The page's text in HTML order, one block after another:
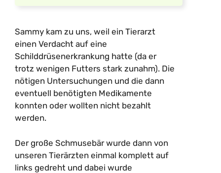
Sammy kam zu uns, weil ein Tierarzt
einen Verdacht auf eine
Schilddrüsenerkrankung hatte (da er
trotz wenigen Futters stark zunahm). Die
nötigen Untersuchungen und die dann
eventuell benötigten Medikamente
konnten oder wollten nicht bezahlt
werden.
Der große Schmusebär wurde dann von
unseren Tierärzten einmal komplett auf
links gedreht und dabei wurde